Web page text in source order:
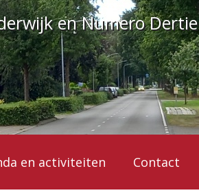
en Numero
en activiteiten Contact